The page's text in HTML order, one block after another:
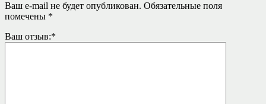
Ваш e-mail не будет опубликован. Обязательные поля
помечены *
Ваш отзыв:*